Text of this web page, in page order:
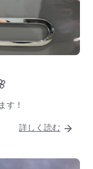
す！
詳しく読む